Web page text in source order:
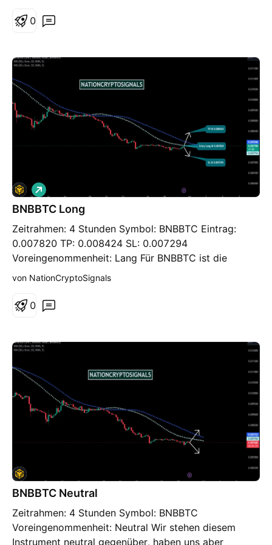
Potenzial größer ist, niedrig zu kaufen und
0
BNBBTC Long
Zeitrahmen: 4 Stunden Symbol: BNBBTC Eintrag:
0.007820 TP: 0.008424 SL: 0.007294
Voreingenommenheit: Lang Für BNBBTC ist die
Kostenaktivität sehr faszinierend. Es ist ein Dilemma,
wohin man gehen soll und wohin nicht. Da wir
angesichts der anhaltenden Wertentwicklung und der
Überschriften dynamischer Unterstützung und Schutz
eingehen
L
o
n
von NationCryptoSignals
0
BNBBTC Neutral
Zeitrahmen: 4 Stunden Symbol: BNBBTC
Voreingenommenheit: Neutral Wir stehen diesem
Instrument neutral gegenüber, haben uns aber